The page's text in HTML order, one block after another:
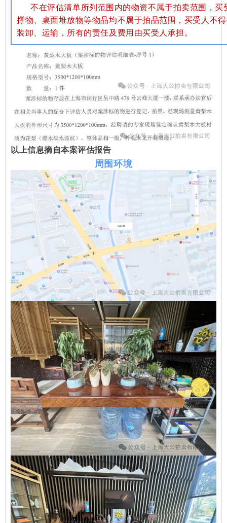
不在评估清单所列范围内的物资不属于拍卖范围，
撑物、桌面堆放物等物品均不属于拍品范围，买受人不
装卸、运输，所有的责任及费用由买受人承担。
以上信息摘自本案评估报告
周围环境